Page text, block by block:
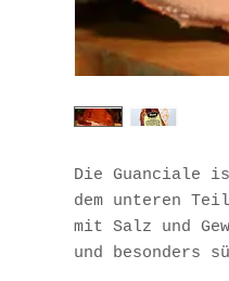
Die Guanciale
dem unteren
mit Salz und
und besonders